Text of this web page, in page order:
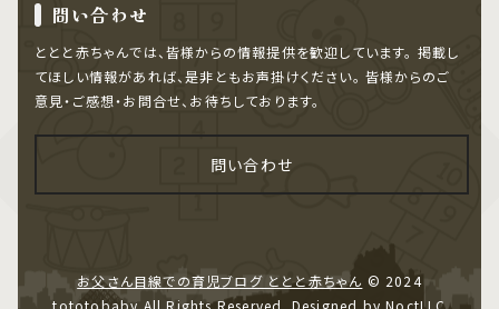
問い合わせ
ととと赤ちゃんでは、皆様からの情報提供を歓迎しています。 掲載し
てほしい情報があれば、是非ともお声掛けください。 皆様からのご
意見・ご感想・お問合せ、お待ちしております。
問い合わせ
お父さん目線での育児ブログ ととと赤ちゃん © 2024